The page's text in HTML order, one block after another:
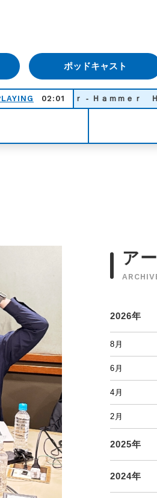
ポッドキャスト
02:01
ｒ - Ｈａｍｍｅｒ Ｈｅａｄ Ｓｈａ
ア
2026年
8月
6月
4月
2月
2025年
2024年